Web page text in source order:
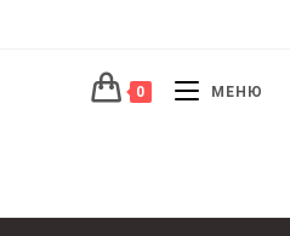
0 МЕНЮ